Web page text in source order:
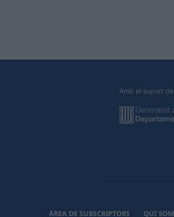
Amb el suport de
ÀREA DE SUBSCRIPTORS QUI SOM